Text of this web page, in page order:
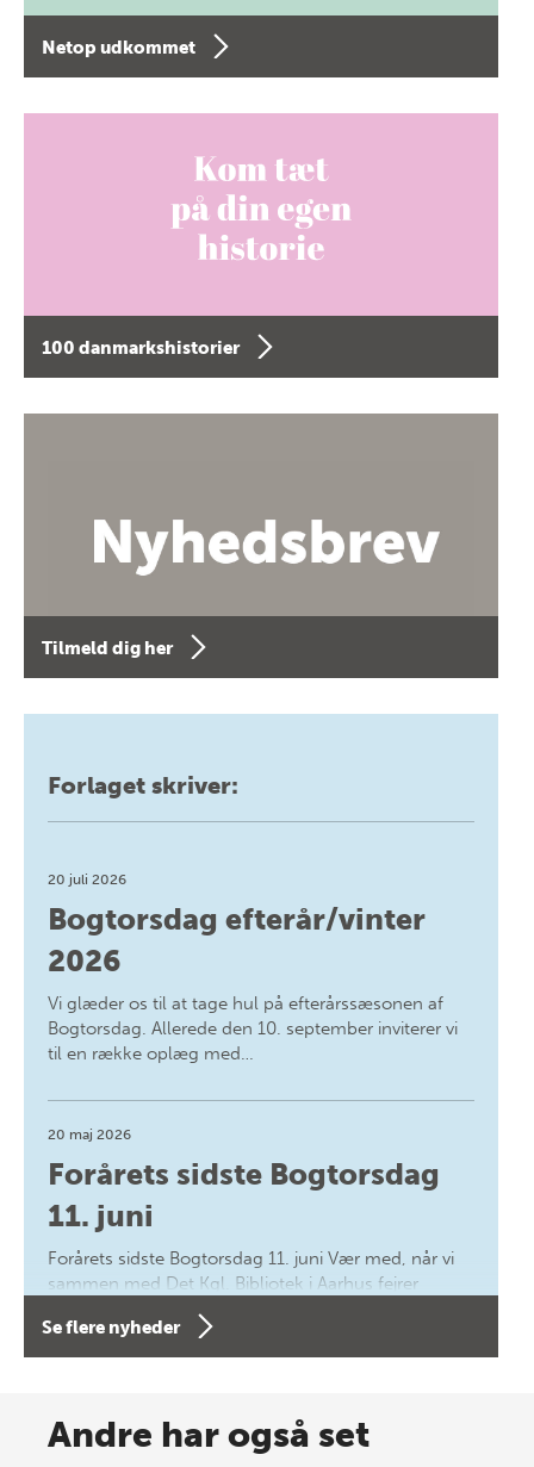
Netop udkommet
100 danmarkshistorier
Tilmeld dig her
Forlaget skriver:
20 juli 2026
Bogtorsdag efterår/vinter
2026
Vi glæder os til at tage hul på efterårssæsonen af
Bogtorsdag. Allerede den 10. september inviterer vi
til en række oplæg med…
20 maj 2026
Forårets sidste Bogtorsdag
11. juni
Forårets sidste Bogtorsdag 11. juni Vær med, når vi
sammen med Det Kgl. Bibliotek i Aarhus fejrer
forfatterne bag vores nyes…
Spar op til 70% til sommer-
Se flere nyheder
Andre har også set